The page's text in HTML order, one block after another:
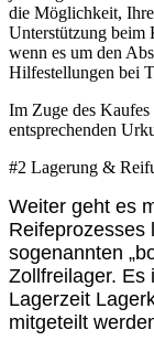
die Möglichkeit,
Unterstützung beim
wenn es um den
Hilfestellungen bei
Im Zuge des Kaufes
entsprechenden
#2 Lagerung &
Weiter geht es
Reifeprozesses
sogenannten
Zollfreilager. Es
Lagerzeit
mitgeteilt